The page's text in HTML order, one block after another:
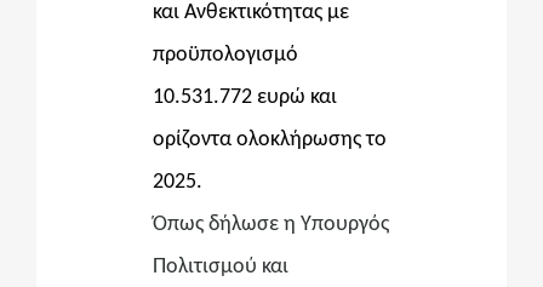
και Ανθεκτικότητας με
προϋπολογισμό
10.531.772 ευρώ και
ορίζοντα ολοκλήρωσης το
2025.
Όπως δήλωσε η Υπουργός
Πολιτισμού και